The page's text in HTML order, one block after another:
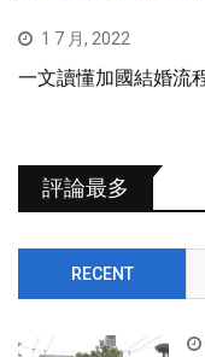
1 7 月, 2022
一文讀懂加國結婚流
評論最多
RECENT